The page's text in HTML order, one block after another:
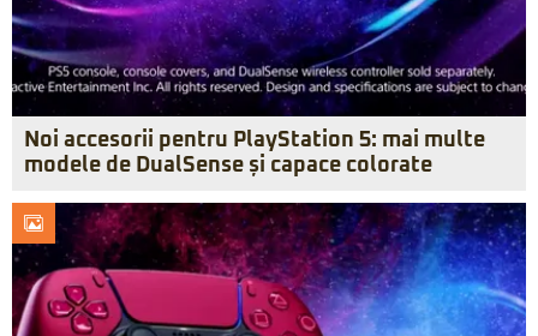
Noi accesorii pentru PlayStation 5: mai multe
modele de DualSense și capace colorate